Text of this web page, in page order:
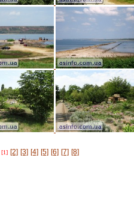
[1] [2] [3] [4] [5] [6] [7] [8]